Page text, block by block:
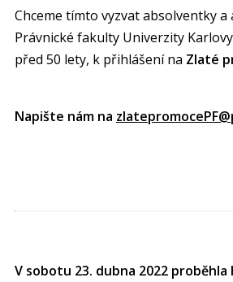
Chceme tímto vyzvat absolventky a
Právnické fakulty Univerzity
před 50 lety, k přihlášení na Zlaté
Napište nám na
V sobotu 23. dubna 2022